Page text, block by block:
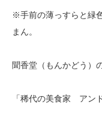
※手前の薄っすらと緑
まん。
聞香堂（もんかどう）
「稀代の美食家 アン